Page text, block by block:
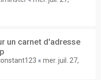
un carnet d'adresse
« mer. juil. 27,